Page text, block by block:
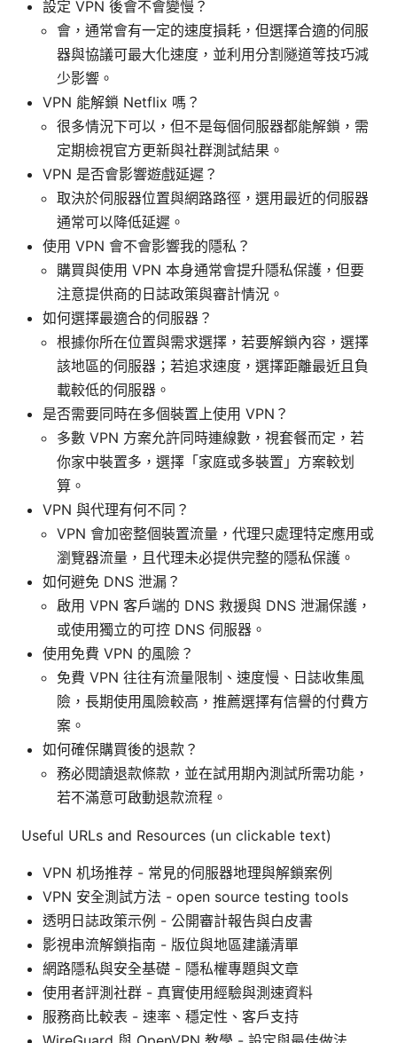
設定 VPN 後會不會變慢？
會，通常會有一定的速度損耗，但選擇合適的伺服
器與協議可最大化速度，並利用分割隧道等技巧減
少影響。
VPN 能解鎖 Netflix 嗎？
很多情況下可以，但不是每個伺服器都能解鎖，需
定期檢視官方更新與社群測試結果。
VPN 是否會影響遊戲延遲？
取決於伺服器位置與網路路徑，選用最近的伺服器
通常可以降低延遲。
使用 VPN 會不會影響我的隱私？
購買與使用 VPN 本身通常會提升隱私保護，但要
注意提供商的日誌政策與審計情況。
如何選擇最適合的伺服器？
根據你所在位置與需求選擇，若要解鎖內容，選擇
該地區的伺服器；若追求速度，選擇距離最近且負
載較低的伺服器。
是否需要同時在多個裝置上使用 VPN？
多數 VPN 方案允許同時連線數，視套餐而定，若
你家中裝置多，選擇「家庭或多裝置」方案較划
算。
VPN 與代理有何不同？
VPN 會加密整個裝置流量，代理只處理特定應用或
瀏覽器流量，且代理未必提供完整的隱私保護。
如何避免 DNS 泄漏？
啟用 VPN 客戶端的 DNS 救援與 DNS 泄漏保護，
或使用獨立的可控 DNS 伺服器。
使用免費 VPN 的風險？
免費 VPN 往往有流量限制、速度慢、日誌收集風
險，長期使用風險較高，推薦選擇有信譽的付費方
案。
如何確保購買後的退款？
務必閱讀退款條款，並在試用期內測試所需功能，
若不滿意可啟動退款流程。
Useful URLs and Resources (un clickable text)
VPN 机场推荐 - 常見的伺服器地理與解鎖案例
VPN 安全測試方法 - open source testing tools
透明日誌政策示例 - 公開審計報告與白皮書
影視串流解鎖指南 - 版位與地區建議清單
網路隱私與安全基礎 - 隱私權專題與文章
使用者評測社群 - 真實使用經驗與測速資料
服務商比較表 - 速率、穩定性、客戶支持